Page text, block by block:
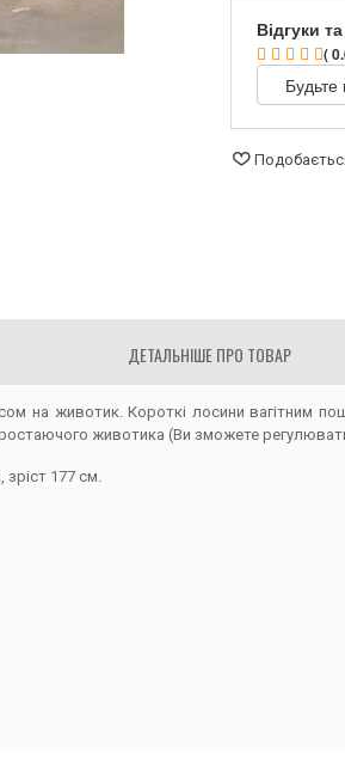
Відгуки
(
Будьте
ДЕТАЛЬНІШЕ ПРО ТОВАР
на животик. Короткі лосини вагітним
животика (Ви зможете
зріст 177 см.